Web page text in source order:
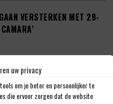
uw privacy
om je beter en persoonlijker te
die ervoor zorgen dat de website
VERSTERKEN MET 29-
TEKENT VOOR VIER